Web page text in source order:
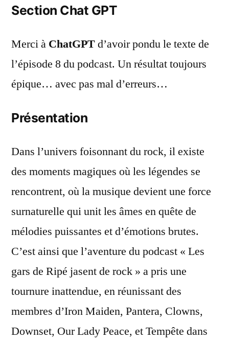
Section Chat GPT
Merci à ChatGPTd’avoir pondu le texte de
l’épisode 8 du podcast. Un résultat toujours
épique… avec pas mal d’erreurs…
Présentation
Dans l’univers foisonnant du rock, il existe
des moments magiques où les légendes se
rencontrent, où la musique devient une force
surnaturelle qui unit les âmes en quête de
mélodies puissantes et d’émotions brutes.
C’est ainsi que l’aventure du podcast « Les
gars de Ripé jasent de rock » a pris une
tournure inattendue, en réunissant des
membres d’Iron Maiden, Pantera, Clowns,
Downset, Our Lady Peace, et Tempête dans